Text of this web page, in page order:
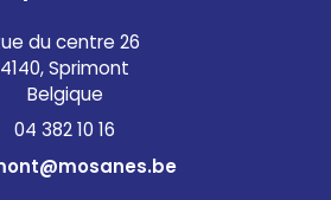
du centre 26
4140, Sprimont
Belgique
04 382 10 16